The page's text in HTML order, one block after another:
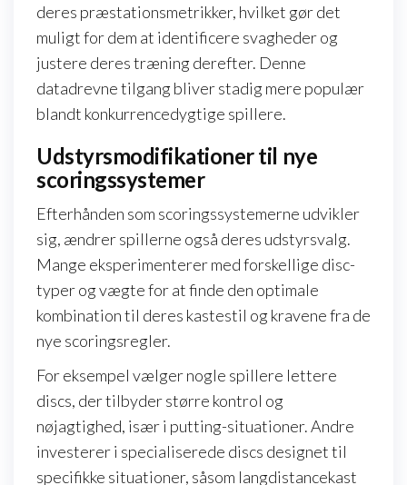
deres præstationsmetrikker, hvilket gør det
muligt for dem at identificere svagheder og
justere deres træning derefter. Denne
datadrevne tilgang bliver stadig mere populær
blandt konkurrencedygtige spillere.
Udstyrsmodifikationer til nye
scoringssystemer
Efterhånden som scoringssystemerne udvikler
sig, ændrer spillerne også deres udstyrsvalg.
Mange eksperimenterer med forskellige disc-
typer og vægte for at finde den optimale
kombination til deres kastestil og kravene fra de
nye scoringsregler.
For eksempel vælger nogle spillere lettere
discs, der tilbyder større kontrol og
nøjagtighed, især i putting-situationer. Andre
investerer i specialiserede discs designet til
specifikke situationer, såsom langdistancekast